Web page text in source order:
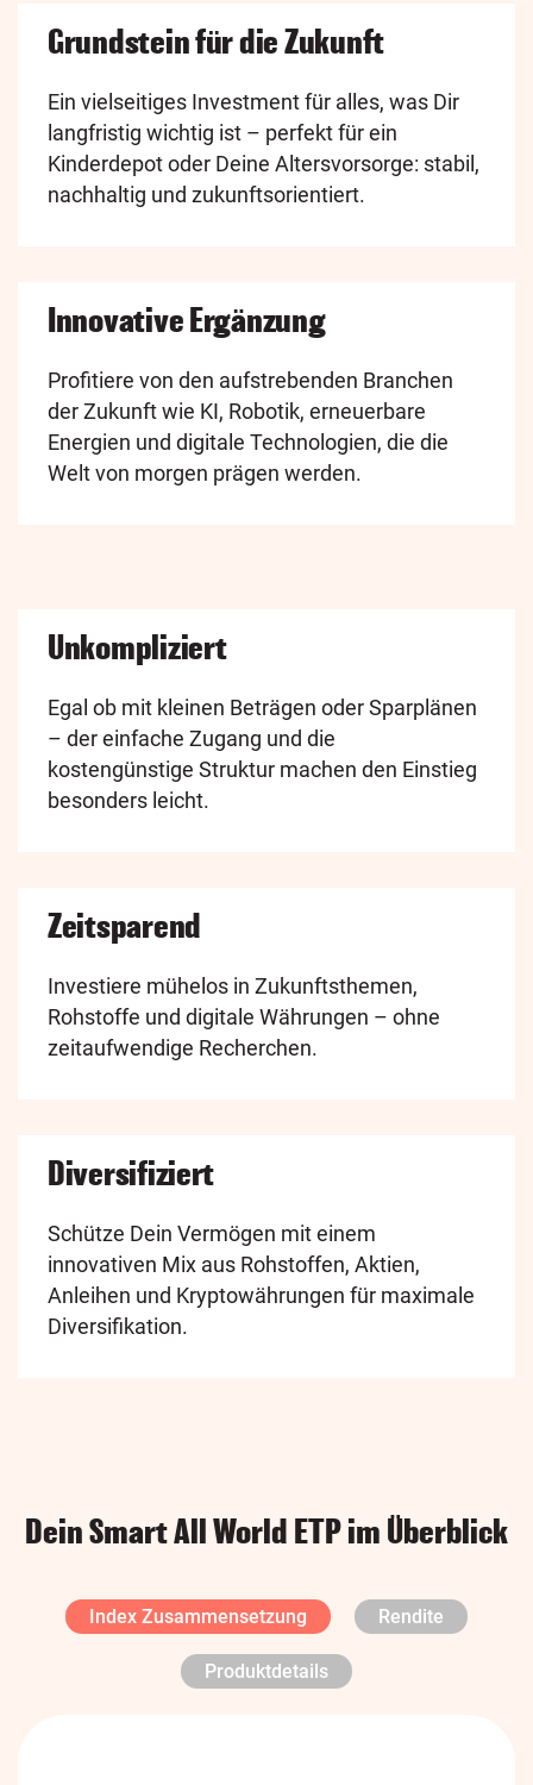
Grundstein für die Zukunft
Ein vielseitiges Investment für alles, was Dir
langfristig wichtig ist – perfekt für ein
Kinderdepot oder Deine Altersvorsorge: stabil,
nachhaltig und zukunftsorientiert.
Innovative Ergänzung
Profitiere von den aufstrebenden Branchen
der Zukunft wie KI, Robotik, erneuerbare
Energien und digitale Technologien, die die
Welt von morgen prägen werden.
Unkompliziert
Egal ob mit kleinen Beträgen oder Sparplänen
– der einfache Zugang und die
kostengünstige Struktur machen den Einstieg
besonders leicht.
Zeitsparend
Investiere mühelos in Zukunftsthemen,
Rohstoffe und digitale Währungen – ohne
zeitaufwendige Recherchen.
Diversifiziert
Schütze Dein Vermögen mit einem
innovativen Mix aus Rohstoffen, Aktien,
Anleihen und Kryptowährungen für maximale
Diversifikation.
Dein Smart All World ETP im Überblick
Index Zusammensetzung Rendite
Produktdetails